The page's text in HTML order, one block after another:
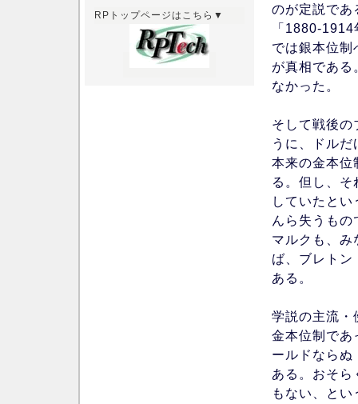
のが定説であ
「1880-
では銀本位制
が真相である
なかった。
そして戦後の
うに、ドル
本来の金本位
る。但し、
していたと
んら失うも
マルクも、み
ば、ブレトン
ある。
学説の主流・
金本位制であ
ールドならぬ
ある。おそら
もない、と
RPトップページはこちら▼